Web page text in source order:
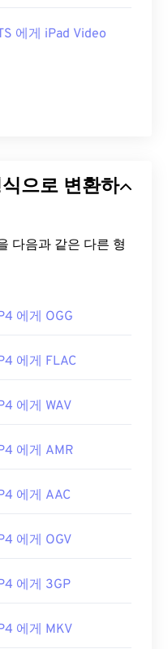
00 00
00 00
에게 iPad Video
으로 변환하
에게 OGG
에게 FLAC
에게 WAV
에게 AMR
에게 AAC
에게 OGV
에게 3GP
에게 MKV